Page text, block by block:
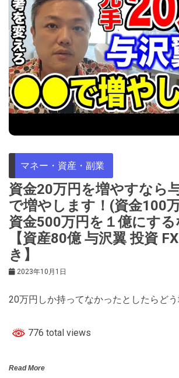
マネー・資産・副業
資金20万円を増やすなら
で増やします！(資金100
資金500万円を１億にす
【資産80億 与沢翼 投資
き】
2023年10月1日
20万円しか持ってなかったとしたらど
776 total views
Read More